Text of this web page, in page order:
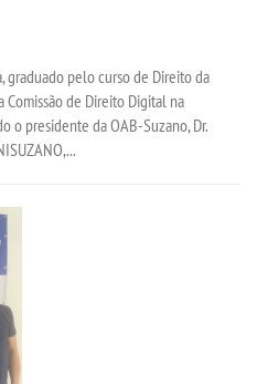
graduado pelo curso de Direito da
Comissão de Direito Digital na
o presidente da OAB-Suzano, Dr.